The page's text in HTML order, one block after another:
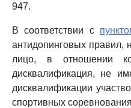
947.
В соответствии с
антидопинговых правил,
лицо, в отношении
дисквалификация, не
дисквалификации
спортивных